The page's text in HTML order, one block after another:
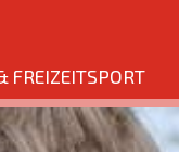
FREIZEITSPORT